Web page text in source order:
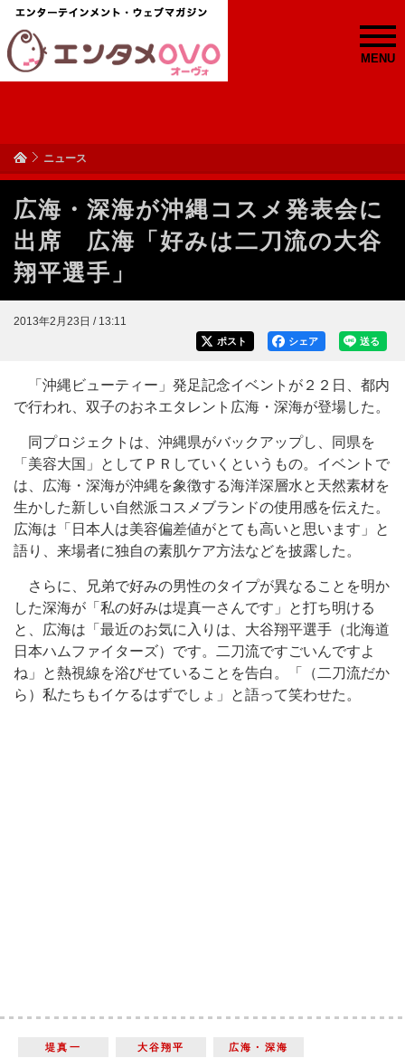
MENU
ニュース
広海・深海が沖縄コスメ発表会に
出席 広海「好みは二刀流の大谷
翔平選手」
2013年2月23日 / 13:11
送る
シェア
ポスト
「沖縄ビューティー」発足記念イベントが２２日、都内
で行われ、双子のおネエタレント広海・深海が登場した。
同プロジェクトは、沖縄県がバックアップし、同県を
「美容大国」としてＰＲしていくというもの。イベントで
は、広海・深海が沖縄を象徴する海洋深層水と天然素材を
生かした新しい自然派コスメブランドの使用感を伝えた。
広海は「日本人は美容偏差値がとても高いと思います」と
語り、来場者に独自の素肌ケア方法などを披露した。
さらに、兄弟で好みの男性のタイプが異なることを明か
した深海が「私の好みは堤真一さんです」と打ち明ける
と、広海は「最近のお気に入りは、大谷翔平選手（北海道
日本ハムファイターズ）です。二刀流ですごいんですよ
ね」と熱視線を浴びせていることを告白。「（二刀流だか
ら）私たちもイケるはずでしょ」と語って笑わせた。
堤真一 大谷翔平 広海・深海